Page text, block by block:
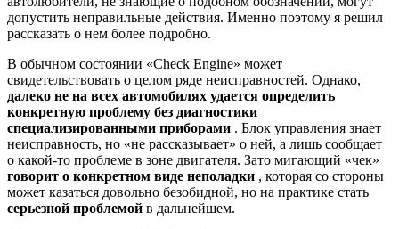
допустить неправильные действия. Именно поэтому я решил
рассказать о нем более подробно.
В обычном состоянии «Check Engine» может
свидетельствовать о целом ряде неисправностей. Однако,
далеко не на всех автомобилях удается определить
конкретную проблему без диагностики
специализированными приборами . Блок управления знает
неисправность, но «не рассказывает» о ней, а лишь сообщает
о какой-то проблеме в зоне двигателя. Зато мигающий «чек»
говорит о конкретном виде неполадки , которая со стороны
может казаться довольно безобидной, но на практике стать
серьезной проблемой в дальнейшем.